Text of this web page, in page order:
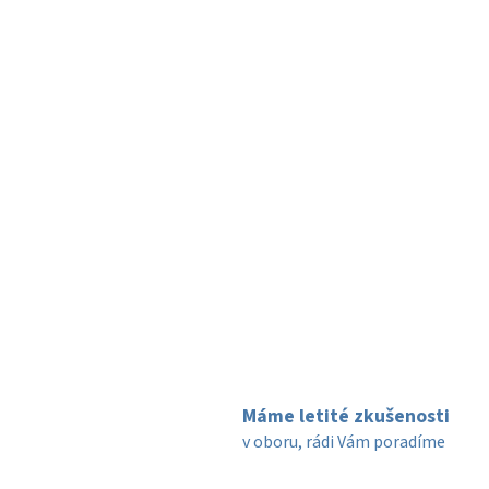
Máme letité zkušenosti
v oboru, rádi Vám poradíme